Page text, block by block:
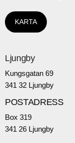
KARTA
Ljungby
Kungsgatan 69
341 32 Ljungby
POSTADRESS
Box 319
341 26 Ljungby